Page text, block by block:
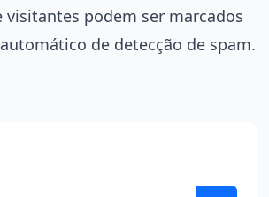
visitantes podem ser marcados
de detecção de spam.